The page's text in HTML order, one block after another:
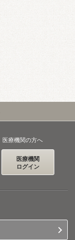
医療機関の方へ
医療機関
ログイン